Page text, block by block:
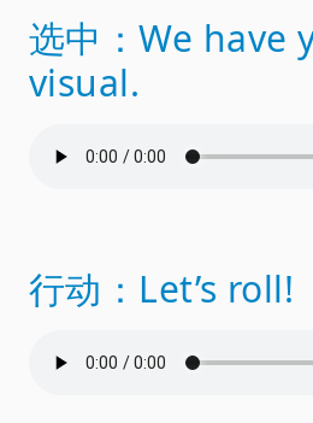
选中：We have
visual.
行动：Let’s roll!